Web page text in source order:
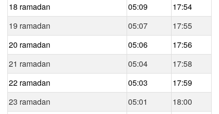
18 ramadan
05:09
17:54
19 ramadan
05:07
17:55
20 ramadan
05:06
17:56
21 ramadan
05:04
17:58
22 ramadan
05:03
17:59
23 ramadan
05:01
18:00